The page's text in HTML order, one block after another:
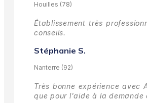
Houilles (78)
Établissement très
conseils.
Stéphanie S.
Nanterre (92)
Très bonne expérience
que pour l'aide à la demande